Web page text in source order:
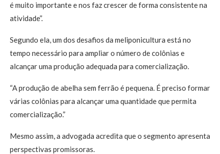
é muito importante e nos faz crescer de forma consistente na
atividade”.
Segundo ela, um dos desafios da meliponicultura está no
tempo necessário para ampliar o número de colônias e
alcançar uma produção adequada para comercialização.
“A produção de abelha sem ferrão é pequena. É preciso formar
várias colônias para alcançar uma quantidade que permita
comercialização.”
Mesmo assim, a advogada acredita que o segmento apresenta
perspectivas promissoras.